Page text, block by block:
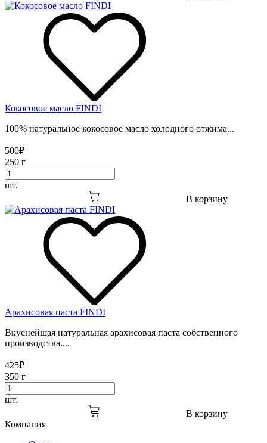
Кокосовое масло FINDI
100% натуральное кокосовое масло холодного отжима...
500₽
250 г
шт.
В корзину
Арахисовая паста FINDI
Вкуснейшая натуральная арахисовая паста собственного
производства....
425₽
350 г
шт.
В корзину
Компания